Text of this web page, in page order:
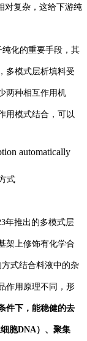
对复杂，这给下游纯
纯化的重要手段 ， 其
多模式层析填料受
两种相互作用机
用模式结合，可以
式
年推出的多模式层
架上修饰有化学合
方式结合料液中的杂
作用原理不同，形
件下， 能稳健的去
胞DNA）、聚集